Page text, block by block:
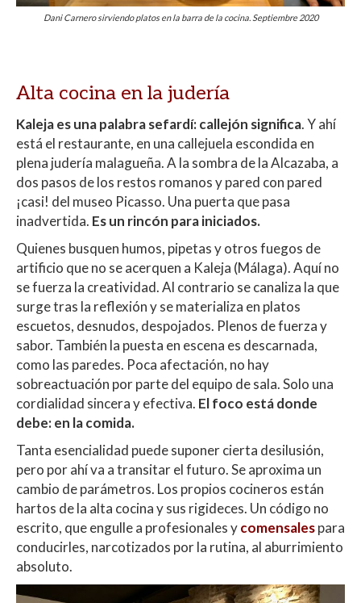
Dani Carnero sirviendo platos en la barra de la cocina. Septiembre 2020
Alta cocina en la judería
Kaleja es una palabra sefardí: callejón significa. Y ahí
está el restaurante, en una callejuela escondida en
plena judería malagueña. A la sombra de la Alcazaba, a
dos pasos de los restos romanos y pared con pared
¡casi! del museo Picasso. Una puerta que pasa
inadvertida. Es un rincón para iniciados.
Quienes busquen humos, pipetas y otros fuegos de
artificio que no se acerquen a Kaleja (Málaga). Aquí no
se fuerza la creatividad. Al contrario se canaliza la que
surge tras la reflexión y se materializa en platos
escuetos, desnudos, despojados. Plenos de fuerza y
sabor. También la puesta en escena es descarnada,
como las paredes. Poca afectación, no hay
sobreactuación por parte del equipo de sala. Solo una
cordialidad sincera y efectiva. El foco está donde
debe: en la comida.
Tanta esencialidad puede suponer cierta desilusión,
pero por ahí va a transitar el futuro. Se aproxima un
cambio de parámetros. Los propios cocineros están
hartos de la alta cocina y sus rigideces. Un código no
escrito, que engulle a profesionales ycomensalespara
conducirles, narcotizados por la rutina, al aburrimiento
absoluto.